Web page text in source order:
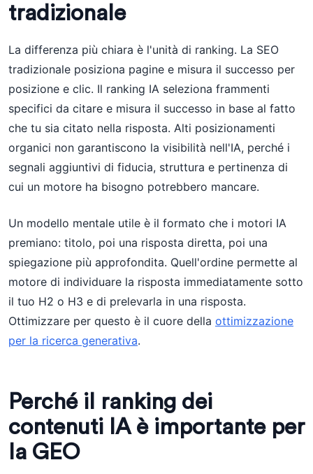
tradizionale
La differenza più chiara è l'unità di ranking. La SEO
tradizionale posiziona pagine e misura il successo per
posizione e clic. Il ranking IA seleziona frammenti
specifici da citare e misura il successo in base al fatto
che tu sia citato nella risposta. Alti posizionamenti
organici non garantiscono la visibilità nell'IA, perché i
segnali aggiuntivi di fiducia, struttura e pertinenza di
cui un motore ha bisogno potrebbero mancare.
Un modello mentale utile è il formato che i motori IA
premiano: titolo, poi una risposta diretta, poi una
spiegazione più approfondita. Quell'ordine permette al
motore di individuare la risposta immediatamente sotto
il tuo H2 o H3 e di prelevarla in una risposta.
Ottimizzare per questo è il cuore della ottimizzazione
per la ricerca generativa.
Perché il ranking dei
contenuti IA è importante per
la GEO